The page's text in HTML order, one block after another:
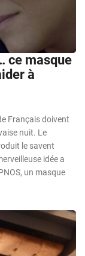
ce masque
à
Français doivent
nuit. Le
le savent
idée a
un masque